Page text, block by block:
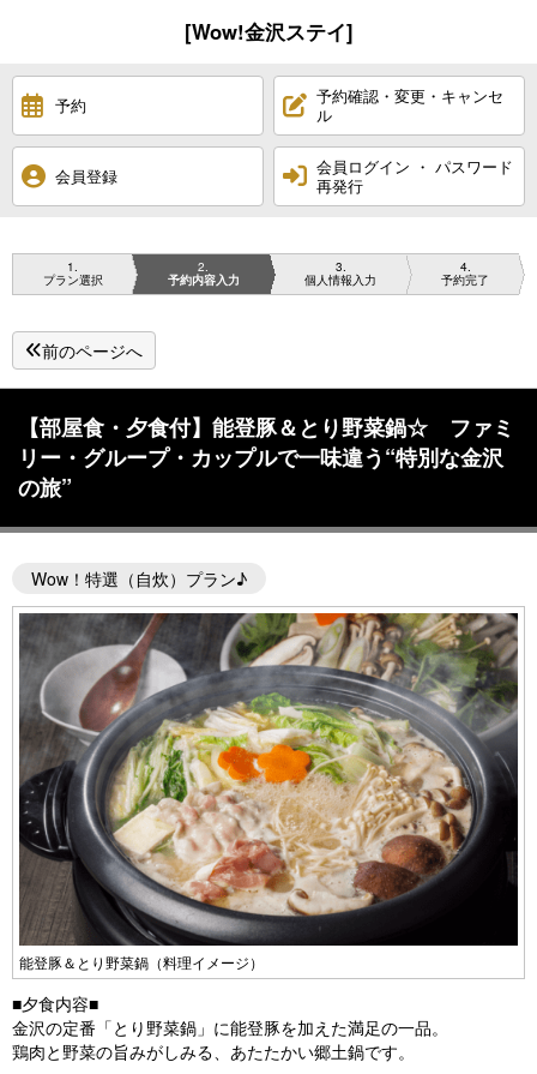
[Wow!金沢ステイ]
予約
予約確認・変更・キャンセ
ル
会員登録
会員ログイン ・ パスワード
再発行
1
プラン選択
2
予約内容入力
3
個人情報入力
4
予約完了
前のページへ
【部屋食・夕食付】能登豚＆とり野菜鍋☆ ファミ
リー・グループ・カップルで一味違う“特別な金沢
の旅”
Wow！特選（自炊）プラン♪
能登豚＆とり野菜鍋（料理イメージ）
■夕食内容■
金沢の定番「とり野菜鍋」に能登豚を加えた満足の一品。
鶏肉と野菜の旨みがしみる、あたたかい郷土鍋です。